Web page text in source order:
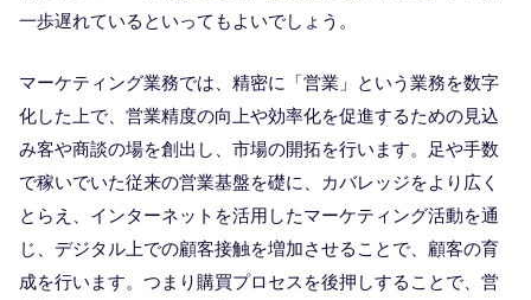
一歩遅れているといってもよいでしょう。
マーケティング業務では、精密に「営業」という業務を数字
化した上で、営業精度の向上や効率化を促進するための見込
み客や商談の場を創出し、市場の開拓を行います。足や手数
で稼いでいた従来の営業基盤を礎に、カバレッジをより広く
とらえ、インターネットを活用したマーケティング活動を通
じ、デジタル上での顧客接触を増加させることで、顧客の育
成を行います。つまり購買プロセスを後押しすることで、営